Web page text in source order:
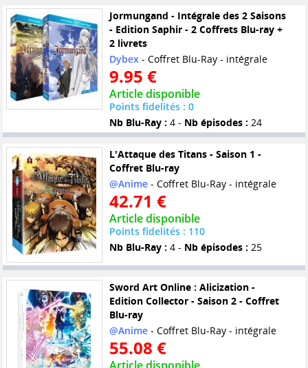
Jormungand - Intégrale des 2 Saisons
- Edition Saphir - 2 Coffrets Blu-ray +
2 livrets
Dybex- Coffret Blu-Ray - intégrale
9.95 €
Article disponible
Points fidelités : 0
Nb Blu-Ray : 4 - Nb épisodes : 24
L'Attaque des Titans - Saison 1 -
Coffret Blu-ray
@Anime- Coffret Blu-Ray - intégrale
42.71 €
Article disponible
Points fidelités : 110
Nb Blu-Ray : 4 - Nb épisodes : 25
Sword Art Online : Alicization -
Edition Collector - Saison 2 - Coffret
Blu-ray
@Anime- Coffret Blu-Ray - intégrale
55.08 €